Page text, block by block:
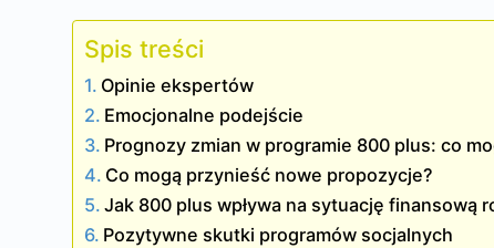
Spis treści
Opinie ekspertów
Emocjonalne podejście
Prognozy zmian w programie 800 plus: co
Co mogą przynieść nowe propozycje?
Jak 800 plus wpływa na sytuację finansową
Pozytywne skutki programów socjalnych